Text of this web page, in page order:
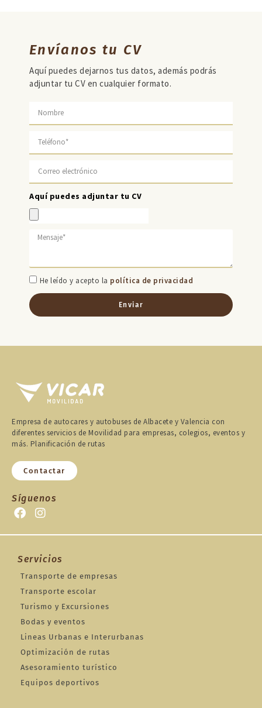
Envíanos tu CV
Aquí puedes dejarnos tus datos, además podrás
adjuntar tu CV en cualquier formato.
Aquí puedes adjuntar tu CV
He leído y acepto la política de privacidad
Enviar
Empresa de autocares y autobuses de Albacete y Valencia con
diferentes servicios de Movilidad para empresas, colegios, eventos y
más. Planificación de rutas
Contactar
Síguenos
Servicios
Transporte de empresas
Transporte escolar
Turismo y Excursiones
Bodas y eventos
Lineas Urbanas e Interurbanas
Optimización de rutas
Asesoramiento turístico
Equipos deportivos